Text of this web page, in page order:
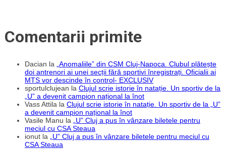
Comentarii primite
Dacian la
„Anomaliile” din CSM Cluj-Napoca. Clubul plătește
doi antrenori ai unei secții fără sportivi înregistrați. Oficialii ai
MTS vor descinde în control- EXCLUSIV
sportulclujean la Clujul scrie istorie în natație. Un sportiv de la
„U” a devenit campion național la înot
Vass Attila la Clujul scrie istorie în natație. Un sportiv de la „U”
a devenit campion național la înot
Vasile Manu la
„U” Cluj a pus în vânzare biletele pentru
meciul cu CSA Steaua
ionut la
„U” Cluj a pus în vânzare biletele pentru meciul cu
CSA Steaua